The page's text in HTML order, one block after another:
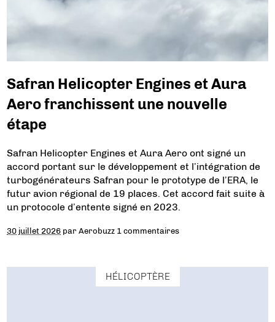
Safran Helicopter Engines et Aura
Aero franchissent une nouvelle
étape
Safran Helicopter Engines et Aura Aero ont signé un
accord portant sur le développement et l’intégration de
turbogénérateurs Safran pour le prototype de l’ERA, le
futur avion régional de 19 places. Cet accord fait suite à
un protocole d’entente signé en 2023.
30 juillet 2026 parAerobuzz 1 commentaires
HÉLICOPTÈRE